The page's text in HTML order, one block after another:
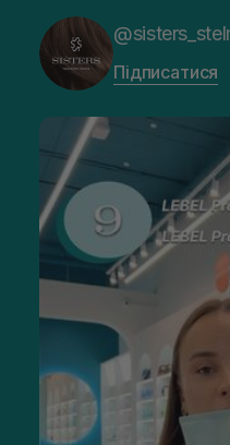
Підписатися